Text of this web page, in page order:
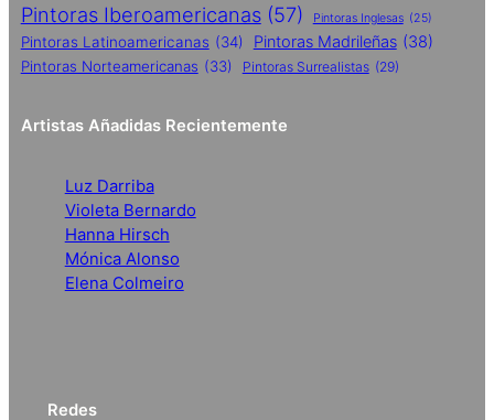
Pintoras Iberoamericanas (57) Pintoras Inglesas (25)
Pintoras Latinoamericanas (34) Pintoras Madrileñas (38)
Pintoras Norteamericanas (33) Pintoras Surrealistas (29)
Artistas Añadidas Recientemente
Luz Darriba
Violeta Bernardo
Hanna Hirsch
Mónica Alonso
Elena Colmeiro
Redes